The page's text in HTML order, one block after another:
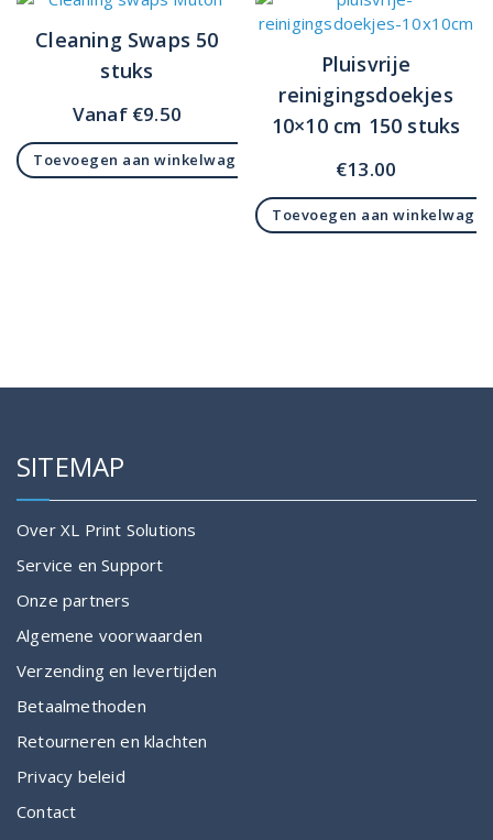
Cleaning Swaps 50
stuks
Vanaf €9.50
Toevoegen aan winkelwagen
Pluisvrije
reinigingsdoekjes
10×10 cm 150 stuks
€13.00
Toevoegen aan winkelwagen
SITEMAP
Over XL Print Solutions
Service en Support
Onze partners
Algemene voorwaarden
Verzending en levertijden
Betaalmethoden
Retourneren en klachten
Privacy beleid
Contact